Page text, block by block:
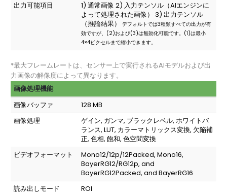
出力可能項目
1) 通常画像 2) 入力テンソル（AIエンジンに
よって処理された画像） 3) 出力テンソル
（推論結果）
デフォルトでは3種類すべての出力が有
効ですが、(2)および(3)は無効化可能です。(1)は最小
4×4ピクセルまで縮小できます。
*最大フレームレートは、センサー上で実行されるAIモデルおよび出
力画像の解像度によって異なります。
画像処理機能
画像バッファ
128 MB
画像処理
ゲイン, ガンマ, ブラックレベル, ホワイトバ
ランス, LUT, カラーマトリックス変換, 欠陥補
正, 色相, 飽和, 色空間変換
ビデオフォーマット
Mono12/12p/12Packed, Mono16,
BayerRG12/RG12p, and
BayerRG12Packed, and BayerRG16
読み出しモード
ROI